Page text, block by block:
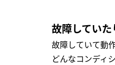
故障していた
故障していて動
どんなコンディ